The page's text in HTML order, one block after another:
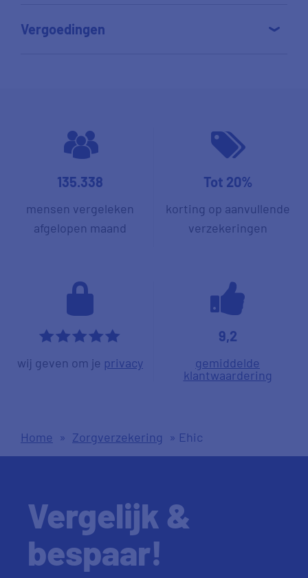
Vergoedingen
135.338
mensen vergeleken
afgelopen maand
Tot 20%
korting op aanvullende
verzekeringen
*****
wij geven om je privacy
9,2
gemiddelde
klantwaardering
Home » Zorgverzekering » Ehic
Vergelijk &
bespaar!